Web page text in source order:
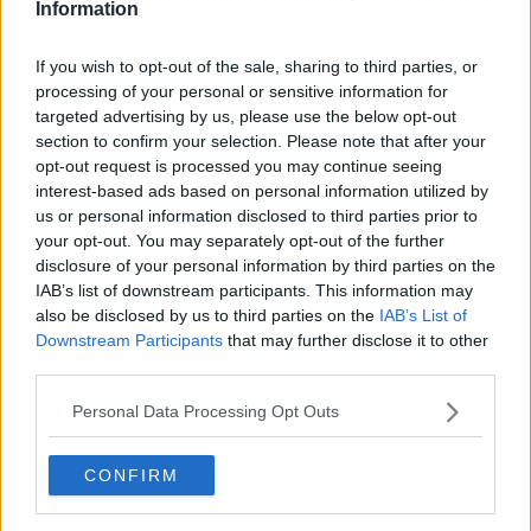
Information
If you wish to opt-out of the sale, sharing to third parties, or
processing of your personal or sensitive information for
targeted advertising by us, please use the below opt-out
section to confirm your selection. Please note that after your
opt-out request is processed you may continue seeing
interest-based ads based on personal information utilized by
us or personal information disclosed to third parties prior to
your opt-out. You may separately opt-out of the further
disclosure of your personal information by third parties on the
IAB’s list of downstream participants. This information may
also be disclosed by us to third parties on the IAB’s List of
Downstream Participants that may further disclose it to other
Personal Data Processing Opt Outs
CONFIRM
"Siamo seriamente preoccupati dall’atteggiamento del MISE e del
Ministro Giorgetti: - fanno sapere dal gruppo Moby - è inspiegabile
che non abbia mai aperto, malgrado più volte sollecitato, anche dai
Sindacati, un tavolo di confronto. È inspiegabile anche che non
risponda ad un’offerta che prevede un pagamento immediato alla
firma di 23 milioni di euro (che in caso di procedura fallimentare
verrebbe incassato da Tirrenia in AS solo dopo alcuni anni e
costituirebbe il massimo importo recuperabile) ed un ulteriore
pagamento dilazionato di 121 milioni di euro garantito, come detto,
da ipoteca su quattro navi. È altresì inspiegabile la comunicazione
del 5 maggio 2021 con cui i commissari di Tirrenia in AS ci
l’attestatore del piano ha definito illegittime, perché in aperta
violazione di norme di legge e della par condicio creditorum ed ha
comunicato tutto ciò al Tribunale di Milano."
"Lo stesso Tribunale di Milano - proseguono da Moby - ha imposto
il raggiungimento di un accordo e, quindi, una risposta da parte di